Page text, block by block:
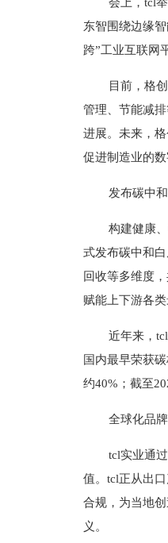
东智围绕边缘
跨”工业互联网
目前，格
管理、节能减
进展。未来，
促进制造业的数
发布碳中
构建健康
式发布碳中和
回收等多维度
赋能上下游各
近年来，
国内最早荣获
约40%；截至
全球化品
tcl实业通
值。tcl正从出
合规，为当地
义。